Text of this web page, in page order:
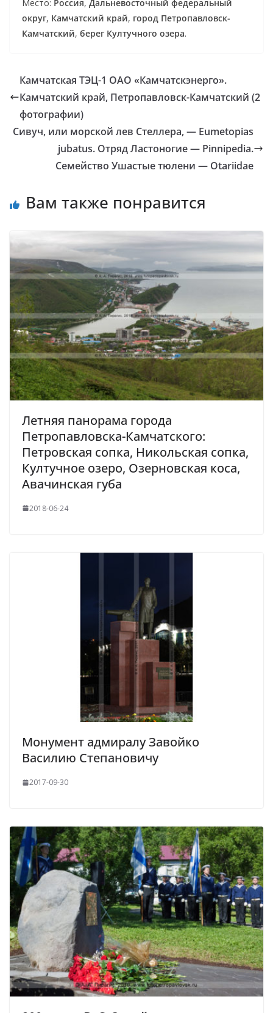
Место: Россия, Дальневосточный федеральный
округ, Камчатский край, город Петропавловск-
Камчатский, берег Култучного озера.
Камчатская ТЭЦ-1 ОАО «Камчатскэнерго».
Камчатский край, Петропавловск-Камчатский (2
фотографии)
Сивуч, или морской лев Стеллера, — Eumetopias
jubatus. Отряд Ластоногие — Pinnipedia.
Семейство Ушастые тюлени — Otariidae
Вам также понравится
Летняя панорама города
Петропавловска-Камчатского:
Петровская сопка, Никольская сопка,
Култучное озеро, Озерновская коса,
Авачинская губа
2018-06-24
Монумент адмиралу Завойко
Василию Степановичу
2017-09-30